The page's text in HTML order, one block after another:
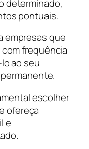
determinado,
pontuais.
empresas que
frequência
ao seu
escolher
ofereça
e